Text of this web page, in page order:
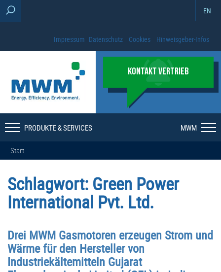
EN
Impressum Datenschutz Cookies Hinweisgeber-Infos
KONTAKT VERTRIEB
PRODUKTE & SERVICES MWM
Start
Schlagwort: Green Power
International Pvt. Ltd.
Drei MWM Gasmotoren erzeugen Strom und
Wärme für den Hersteller von
Industriekältemitteln Gujarat